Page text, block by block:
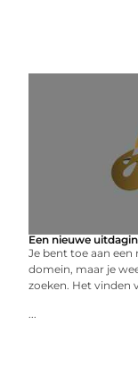
Een nieuwe
Je bent toe aan
domein, maar je
zoeken. Het vinden
...